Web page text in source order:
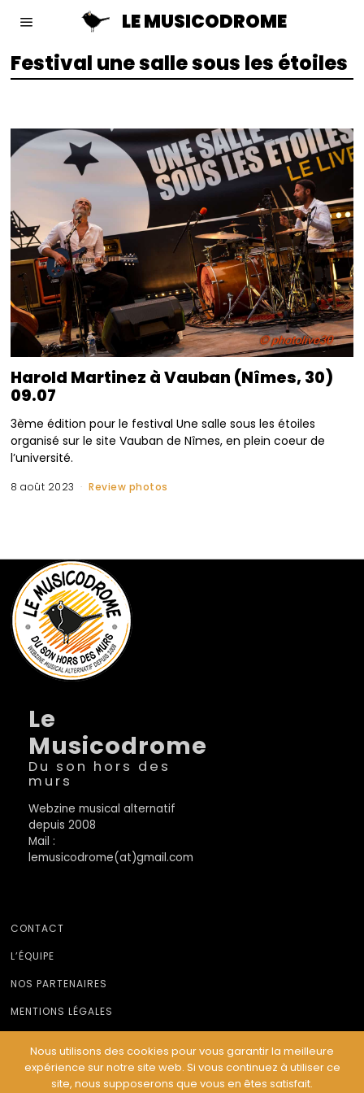
LE MUSICODROME
Festival une salle sous les étoiles
Harold Martinez à Vauban (Nîmes, 30)
09.07
3ème édition pour le festival Une salle sous les étoiles
organisé sur le site Vauban de Nîmes, en plein coeur de
l’université.
8 août 2023 Review photos
Le
Musicodrome
Du son hors des
murs
Webzine musical alternatif
depuis 2008
Mail :
lemusicodrome(at)gmail.com
CONTACT
L’ÉQUIPE
NOS PARTENAIRES
MENTIONS LÉGALES
© Le Musicodrome 2022 - Webdesign :Cereal Concept
Nous utilisons des cookies pour vous garantir la meilleure
expérience sur notre site web. Si vous continuez à utiliser ce
site, nous supposerons que vous en êtes satisfait.